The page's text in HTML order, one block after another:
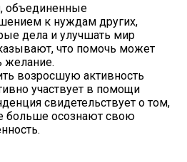
объединенные
к нуждам других,
дела и улучшать мир
что помочь может
возросшую активность
участвует в помощи
свидетельствует о том,
больше осознают свою